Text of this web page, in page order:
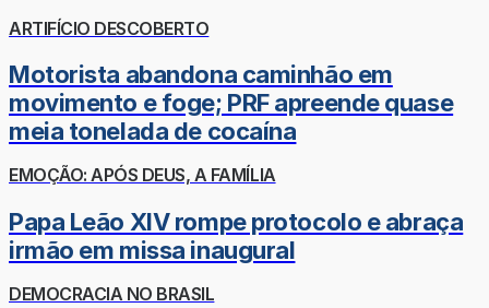
ARTIFÍCIO DESCOBERTO
Motorista abandona caminhão em
movimento e foge; PRF apreende quase
meia tonelada de cocaína
EMOÇÃO: APÓS DEUS, A FAMÍLIA
Papa Leão XIV rompe protocolo e abraça
irmão em missa inaugural
DEMOCRACIA NO BRASIL